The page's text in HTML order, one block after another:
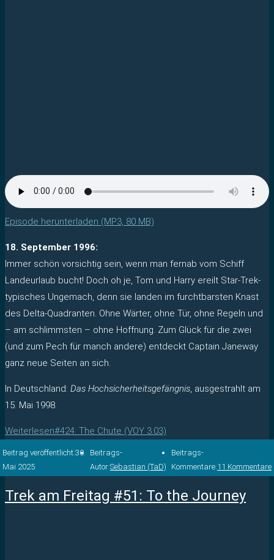
Episode herunterladen (MP3, 80 MB)
18. September 1996:
Immer schön vorsichtig sein, wenn man fernab vom Schiff
Landeurlaub bucht! Doch oh je, Tom und Harry ereilt Star-Trek-
typisches Ungemach, denn sie landen im furchtbarsten Knast
des Delta-Quadranten. Ohne Wärter, ohne Tür, ohne Regeln und
– am schlimmsten – ohne Hoffnung. Zum Glück für die zwei
(und zum Pech für manch andere) entdeckt Captain Janeway
ganz neue Seiten an sich.
In Deutschland: Das Hochsicherheitsgefängnis, ausgestrahlt am
15. Mai 1998.
Weiterlesen#424: The Chute (VOY 3.03)
Beitrag veröffentlicht:30.
Mai 2025
Beitrags-
Autor:Sebastian (TaD)
Beitrags-
Kommentare:11 Kommentare
Trek am Freitag #51: To the Journey